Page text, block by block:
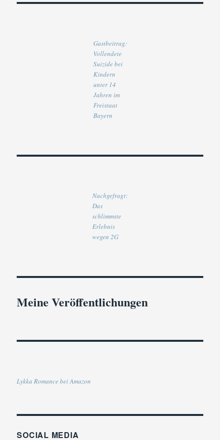
Gastbeitrag:
Vollendete
Suizide bei
Kindern
unter 14
Jahren im
Freistaat
Bayern
Nachgefragt:
Das
schlimmste
Erlebnis
wegen 2G
Meine Veröffentlichungen
Lykka Romance bei Amazon
SOCIAL MEDIA